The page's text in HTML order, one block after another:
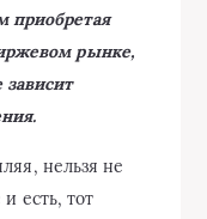
приобретая
рынке,
нельзя не
есть, тот